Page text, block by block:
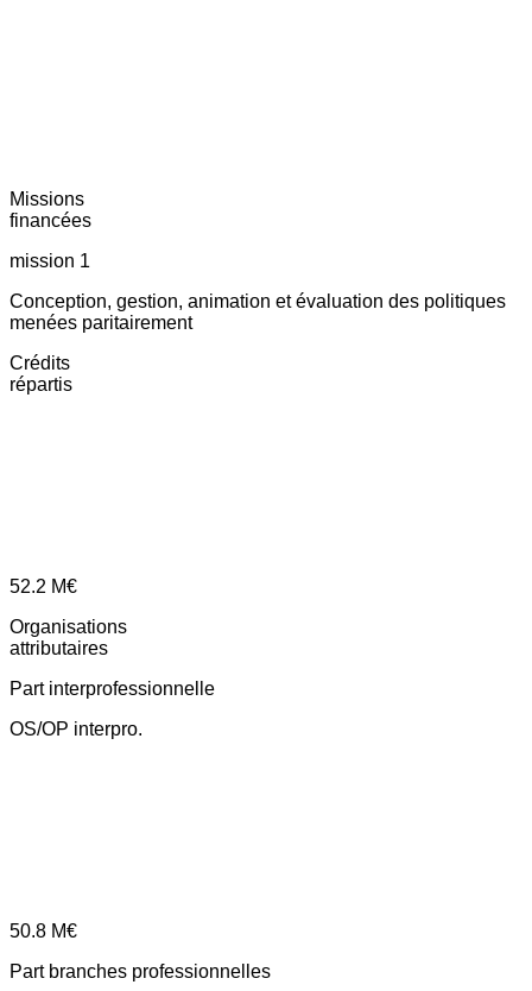
Missions
financées
mission 1
Conception, gestion, animation et évaluation des politiques
menées paritairement
Crédits
répartis
52.2 M€
Organisations
attributaires
Part interprofessionnelle
OS/OP interpro.
50.8 M€
Part branches professionnelles